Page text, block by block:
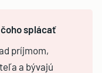
splácať
príjmom,
a bývajú